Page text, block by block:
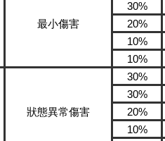
最小傷害
30%
20%
10%
10%
狀態異常傷害
30%
30%
20%
10%